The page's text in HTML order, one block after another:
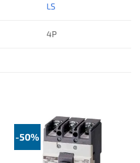
LS
4P
-50%